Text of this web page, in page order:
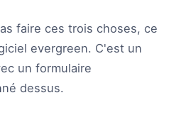
faire ces trois choses, ce
evergreen. C'est un
un formulaire
dessus.